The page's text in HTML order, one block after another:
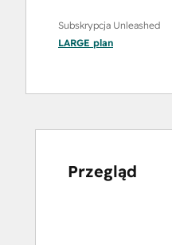
Subskrypcja Unleashed
LARGE plan
Przegląd